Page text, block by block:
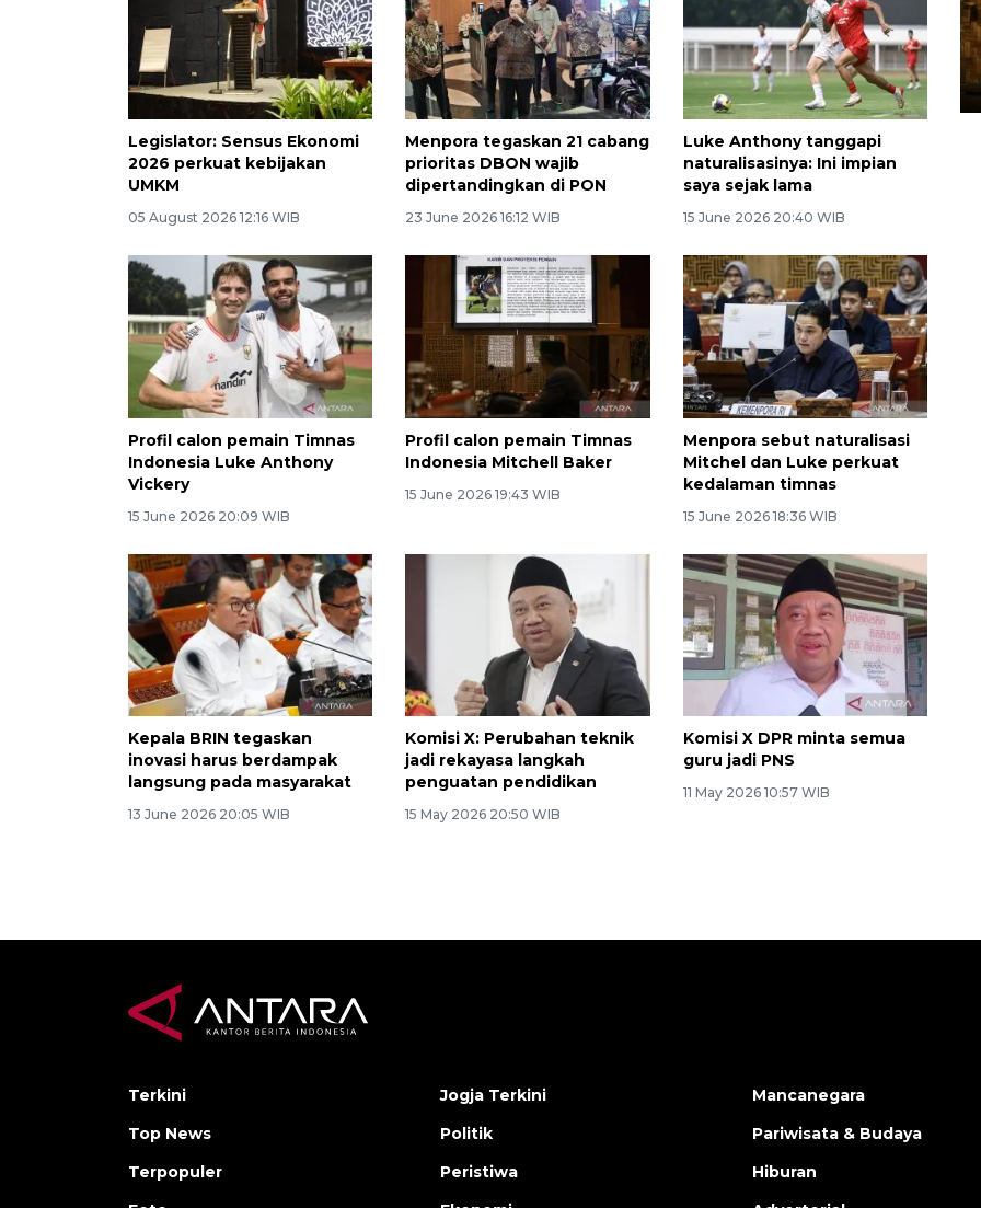
Legislator: Sensus Ekonomi
2026 perkuat kebijakan
UMKM
05 August 2026 12:16 WIB
Menpora tegaskan 21 cabang
prioritas DBON wajib
dipertandingkan di PON
23 June 2026 16:12 WIB
Luke Anthony tanggapi
naturalisasinya: Ini impian
saya sejak lama
15 June 2026 20:40 WIB
Profil calon pemain Timnas
Indonesia Luke Anthony
Vickery
15 June 2026 20:09 WIB
Profil calon pemain Timnas
Indonesia Mitchell Baker
15 June 2026 19:43 WIB
Menpora sebut naturalisasi
Mitchel dan Luke perkuat
kedalaman timnas
15 June 2026 18:36 WIB
Kepala BRIN tegaskan
inovasi harus berdampak
langsung pada masyarakat
13 June 2026 20:05 WIB
Komisi X: Perubahan teknik
jadi rekayasa langkah
penguatan pendidikan
15 May 2026 20:50 WIB
Komisi X DPR minta semua
guru jadi PNS
11 May 2026 10:57 WIB
Pasokan hortikultura
melimpah picu deflasi DIY
06 August 2026 11:37 WIB
Terkini
Top News
Terpopuler
Jogja Terkini
Politik
Peristiwa
Mancanegara
Pariwisata & Budaya
Hiburan